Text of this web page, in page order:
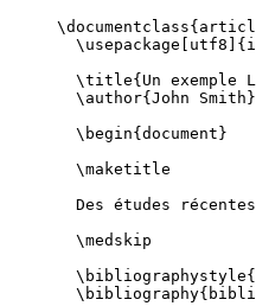
\documentclass{
\usepackage
utf8 ]{
\title{Un
\author{John Smith}
\begin{ document }
\maketitle
Des études
\medskip
\bibliographystyle
\bibliography